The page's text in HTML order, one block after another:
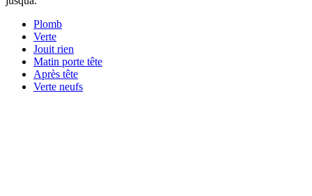
Plomb
Verte
Jouit rien
Matin porte tête
Après tête
Verte neufs